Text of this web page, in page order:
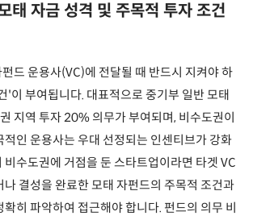
태 자금 성격 및 주목적 투자 조건
드 운용사(VC)에 전달될 때 반드시 지켜야 하
'이 부여됩니다. 대표적으로 중기부 일반 모태
지역 투자 20% 의무가 부여되며, 비수도권이
적인 운용사는 우대 선정되는 인센티브가 강화
비수도권에 거점을 둔 스타트업이라면 타겟 VC
나 결성을 완료한 모태 자펀드의 주목적 조건과
확히 파악하여 접근해야 합니다. 펀드의 의무 비